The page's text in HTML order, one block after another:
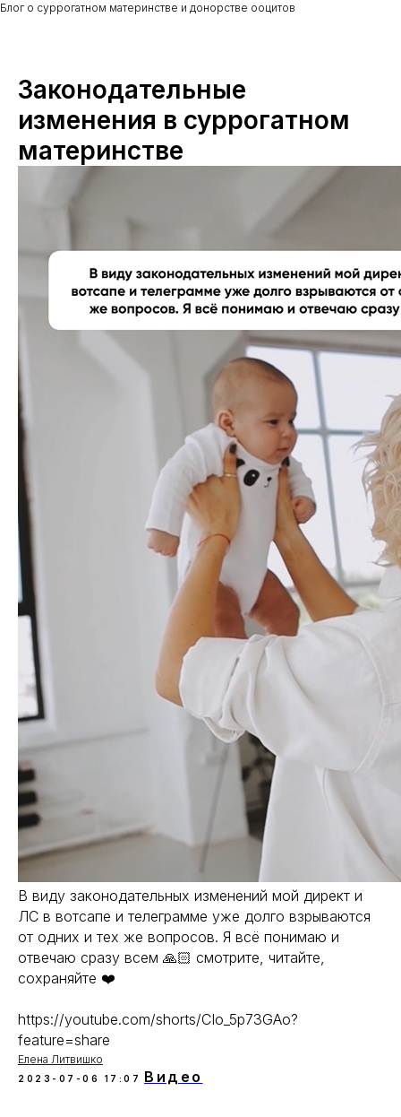
Блог о суррогатном материнстве и донорстве ооцитов
Законодательные
изменения в суррогатном
материнстве
В виду законодательных изменений мой директ и
ЛС в вотсапе и телеграмме уже долго взрываются
от одних и тех же вопросов. Я всё понимаю и
отвечаю сразу всем 🙏🏻 смотрите, читайте,
сохраняйте ❤️
https://youtube.com/shorts/CIo_5p73GAo?
feature=share
Елена Литвишко
2023-07-06 17:07 Видео